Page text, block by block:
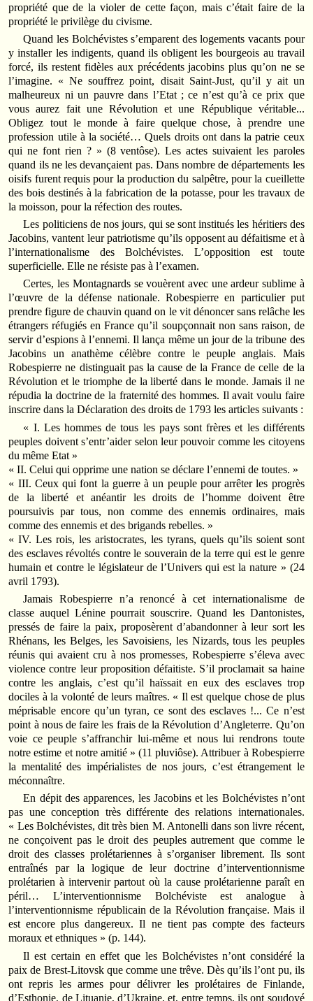
propriété que de la violer de cette façon, mais c’était faire de la
propriété le privilège du civisme.
Quand les Bolchévistes s’emparent des logements vacants pour
y installer les indigents, quand ils obligent les bourgeois au travail
forcé, ils restent fidèles aux précédents jacobins plus qu’on ne se
l’imagine. « Ne souffrez point, disait Saint-Just, qu’il y ait un
malheureux ni un pauvre dans l’Etat ; ce n’est qu’à ce prix que
vous aurez fait une Révolution et une République véritable...
Obligez tout le monde à faire quelque chose, à prendre une
profession utile à la société… Quels droits ont dans la patrie ceux
qui ne font rien ? » (8 ventôse). Les actes suivaient les paroles
quand ils ne les devançaient pas. Dans nombre de départements les
oisifs furent requis pour la production du salpêtre, pour la cueillette
des bois destinés à la fabrication de la potasse, pour les travaux de
la moisson, pour la réfection des routes.
Les politiciens de nos jours, qui se sont institués les héritiers des
Jacobins, vantent leur patriotisme qu’ils opposent au défaitisme et à
l’internationalisme des Bolchévistes. L’opposition est toute
superficielle. Elle ne résiste pas à l’examen.
Certes, les Montagnards se vouèrent avec une ardeur sublime à
l’œuvre de la défense nationale. Robespierre en particulier put
prendre figure de chauvin quand on le vit dénoncer sans relâche les
étrangers réfugiés en France qu’il soupçonnait non sans raison, de
servir d’espions à l’ennemi. Il lança même un jour de la tribune des
Jacobins un anathème célèbre contre le peuple anglais. Mais
Robespierre ne distinguait pas la cause de la France de celle de la
Révolution et le triomphe de la liberté dans le monde. Jamais il ne
répudia la doctrine de la fraternité des hommes. Il avait voulu faire
inscrire dans la Déclaration des droits de 1793 les articles suivants :
« I. Les hommes de tous les pays sont frères et les différents
peuples doivent s’entr’aider selon leur pouvoir comme les citoyens
du même Etat »
« II. Celui qui opprime une nation se déclare l’ennemi de toutes. »
« III. Ceux qui font la guerre à un peuple pour arrêter les progrès
de la liberté et anéantir les droits de l’homme doivent être
poursuivis par tous, non comme des ennemis ordinaires, mais
comme des ennemis et des brigands rebelles. »
« IV. Les rois, les aristocrates, les tyrans, quels qu’ils soient sont
des esclaves révoltés contre le souverain de la terre qui est le genre
humain et contre le législateur de l’Univers qui est la nature » (24
avril 1793).
Jamais Robespierre n’a renoncé à cet internationalisme de
classe auquel Lénine pourrait souscrire. Quand les Dantonistes,
pressés de faire la paix, proposèrent d’abandonner à leur sort les
Rhénans, les Belges, les Savoisiens, les Nizards, tous les peuples
réunis qui avaient cru à nos promesses, Robespierre s’éleva avec
violence contre leur proposition défaitiste. S’il proclamait sa haine
contre les anglais, c’est qu’il haïssait en eux des esclaves trop
dociles à la volonté de leurs maîtres. « Il est quelque chose de plus
méprisable encore qu’un tyran, ce sont des esclaves !... Ce n’est
point à nous de faire les frais de la Révolution d’Angleterre. Qu’on
voie ce peuple s’affranchir lui-même et nous lui rendrons toute
notre estime et notre amitié » (11 pluviôse). Attribuer à Robespierre
la mentalité des impérialistes de nos jours, c’est étrangement le
méconnaître.
En dépit des apparences, les Jacobins et les Bolchévistes n’ont
pas une conception très différente des relations internationales.
« Les Bolchévistes, dit très bien M. Antonelli dans son livre récent,
ne conçoivent pas le droit des peuples autrement que comme le
droit des classes prolétariennes à s’organiser librement. Ils sont
entraînés par la logique de leur doctrine d’interventionnisme
prolétarien à intervenir partout où la cause prolétarienne paraît en
péril… L’interventionnisme Bolchéviste est analogue à
l’interventionnisme républicain de la Révolution française. Mais il
est encore plus dangereux. Il ne tient pas compte des facteurs
moraux et ethniques » (p. 144).
Il est certain en effet que les Bolchévistes n’ont considéré la
paix de Brest-Litovsk que comme une trêve. Dès qu’ils l’ont pu, ils
ont repris les armes pour délivrer les prolétaires de Finlande,
d’Esthonie, de Lituanie, d’Ukraine, et, entre temps, ils ont soudoyé